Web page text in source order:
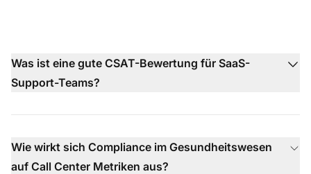
Was ist eine gute CSAT-Bewertung für SaaS-
Support-Teams?
Wie wirkt sich Compliance im Gesundheitswesen
auf Call Center Metriken aus?